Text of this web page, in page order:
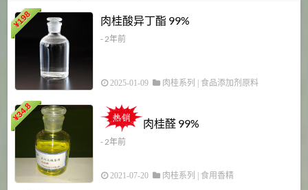
¥
198 肉桂酸异丁酯 99%
- 2年前
2025-01-09 肉桂系列 食品添加剂原料
¥
34.8
肉桂醛 99%
- 2年前
2021-07-20 肉桂系列 食用香精